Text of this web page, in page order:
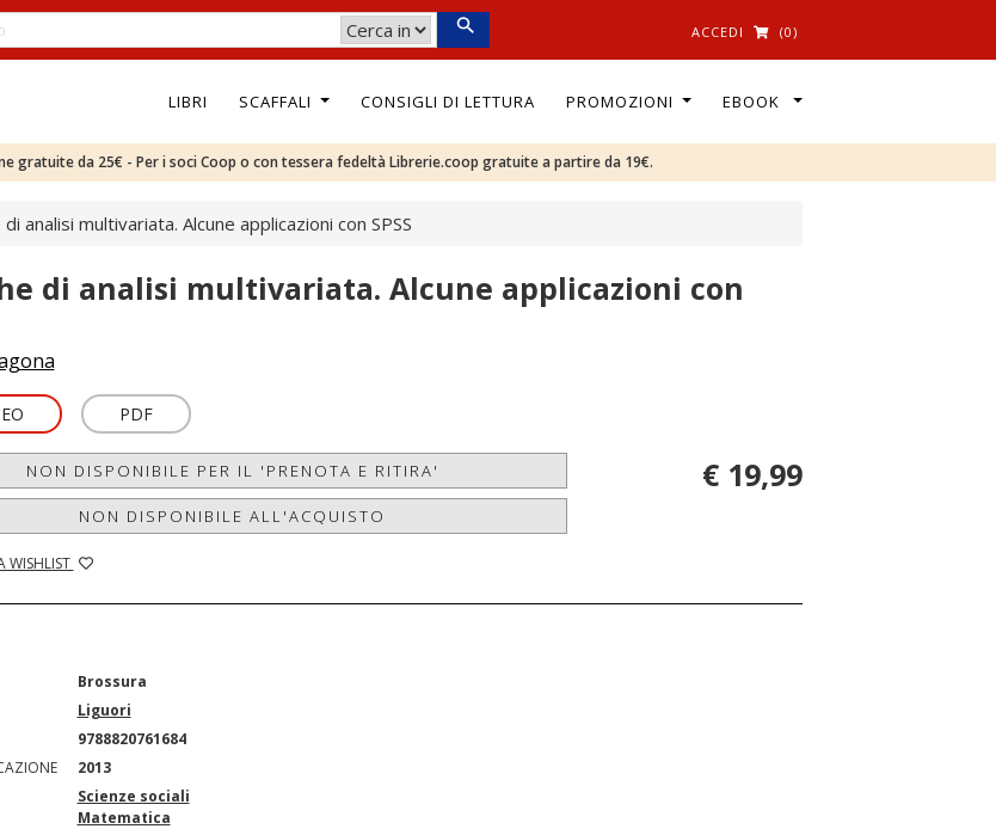
ACCEDI (0)
LIBRI SCAFFALI CONSIGLI DI LETTURA PROMOZIONI EBOOK
gratuite da 25€ - Per i soci Coop o con tessera fedeltà Librerie.coop gratuite a partire da 19€.
analisi multivariata. Alcune applicazioni con SPSS
di analisi multivariata. Alcune applicazioni con
PDF
NON DISPONIBILE PER IL 'PRENOTA E RITIRA'
NON DISPONIBILE ALL'ACQUISTO
WISHLIST
€ 19,99
Brossura
Liguori
9788820761684
2013
Scienze sociali
Matematica